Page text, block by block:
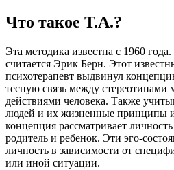
Что такое Т.А.?
Эта методика известна с 1960
считается Эрик Берн. Этот
психотерапевт выдвинул
тесную связь между
действиями человека. Также
людей и их жизненные принципы
концепция рассматривает
родитель и ребенок. Эти эго-
личность в зависимости от
или иной ситуации.